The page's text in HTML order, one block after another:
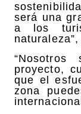
será una
a los
proyecto,
que el
zona